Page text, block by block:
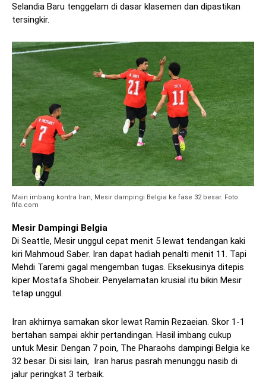
Selandia Baru tenggelam di dasar klasemen dan dipastikan
tersingkir.
Main imbang kontra Iran, Mesir dampingi Belgia ke fase 32 besar. Foto:
fifa.com
Mesir Dampingi Belgia
Di Seattle, Mesir unggul cepat menit 5 lewat tendangan kaki
kiri Mahmoud Saber. Iran dapat hadiah penalti menit 11. Tapi
Mehdi Taremi gagal mengemban tugas. Eksekusinya ditepis
kiper Mostafa Shobeir. Penyelamatan krusial itu bikin Mesir
tetap unggul.
Iran akhirnya samakan skor lewat Ramin Rezaeian. Skor 1-1
bertahan sampai akhir pertandingan. Hasil imbang cukup
untuk Mesir. Dengan 7 poin, The Pharaohs dampingi Belgia ke
32 besar. Di sisi lain, Iran harus pasrah menunggu nasib di
jalur peringkat 3 terbaik.